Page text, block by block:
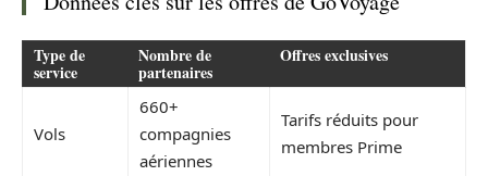
Type de
service
Nombre de
partenaires
Offres exclusives
Vols
660+
compagnies
aériennes
Tarifs réduits pour
membres Prime